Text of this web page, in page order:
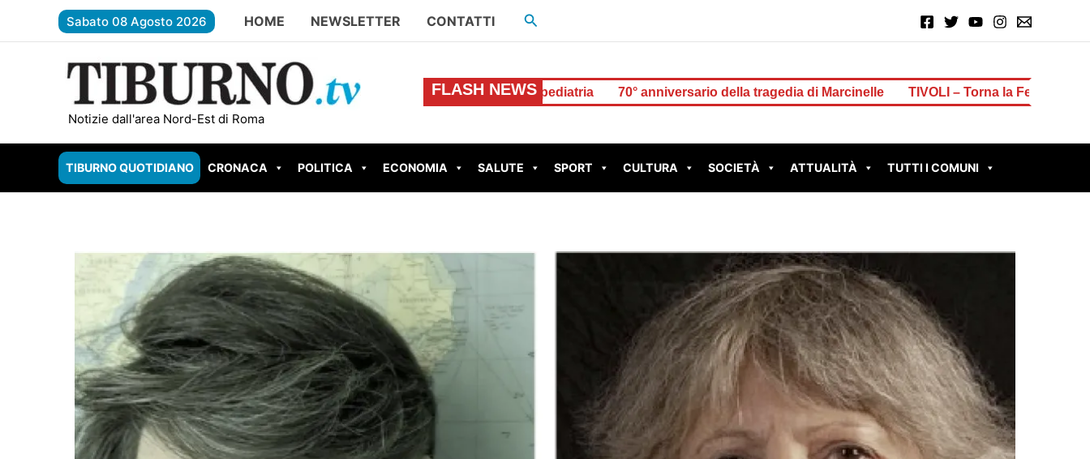
Sabato 08 Agosto 2026 HOME NEWSLETTER CONTATTI Cerca
Notizie dall'area Nord-Est di Roma
FLASH NEWS
TIVOLI – Due scout feriti dal fulmine a Subiaco ricoverati in pediatria 70° anniversario della tragedia di Marcinelle TIVOLI – Torna la Festa Patronale di San
TIBURNO QUOTIDIANO CRONACA POLITICA ECONOMIA SALUTE SPORT CULTURA SOCIETÀ ATTUALITÀ TUTTI I COMUNI